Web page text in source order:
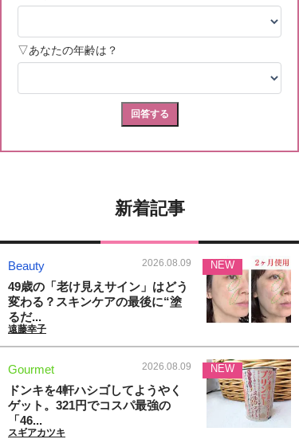
新着記事
Beauty 2026.08.09
49歳の「老け見えサイン」はどう
変わる？スキンケアの最後に“塗
るだ...
遠藤幸子
NEW
Gourmet 2026.08.09
ドンキを4軒ハシゴしてようやく
ゲット。321円でコスパ最強の
「46...
スギアカツキ
NEW